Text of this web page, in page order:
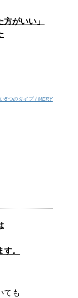
がいい」
5つのタイプ｜MERY
。
ても